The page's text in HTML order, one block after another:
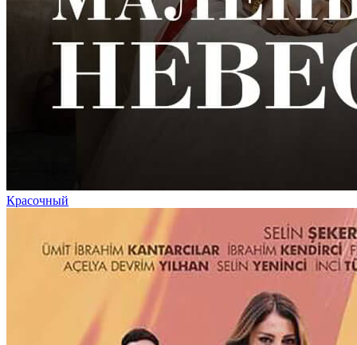
Красочный